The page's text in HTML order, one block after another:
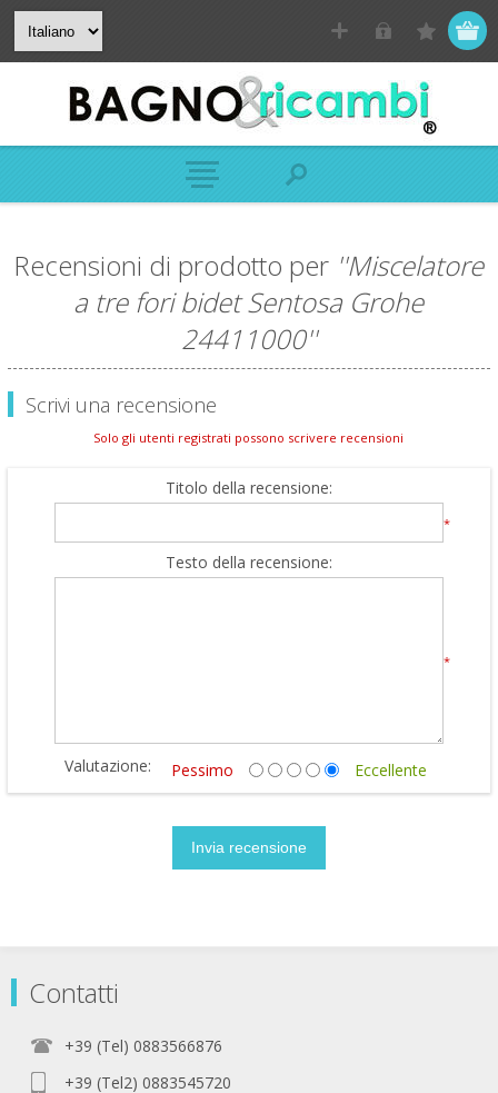
Recensioni di prodotto per Miscelatore
a tre fori bidet Sentosa Grohe
24411000
Scrivi una recensione
Solo gli utenti registrati possono scrivere recensioni
Titolo della recensione:
*
Testo della recensione:
*
Valutazione: Pessimo Eccellente
Contatti
+39 (Tel) 0883566876
+39 (Tel2) 0883545720